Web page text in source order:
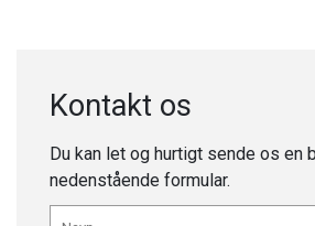
Kontakt os
Du kan let og hurtigt sende os en
nedenstående formular.